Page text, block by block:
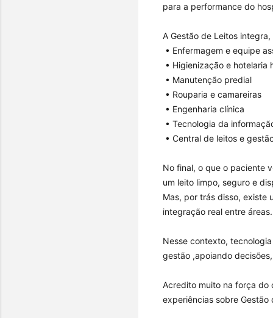
para a performance do
A Gestão de Leitos
• Enfermagem e equipe
• Higienização e hotelaria
• Manutenção predial
• Rouparia e camareiras
• Engenharia clínica
• Tecnologia da
• Central de leitos e
No final, o que o paciente
um leito limpo, seguro e
Mas, por trás disso, existe
integração real entre áreas.
Nesse contexto,
gestão ,apoiando
Acredito muito na força do
experiências sobre